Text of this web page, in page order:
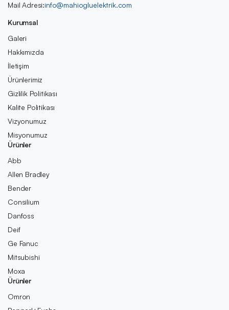
Mail Adresi:info@mahiogluelektrik.com
Kurumsal
Galeri
Hakkımızda
İletişim
Ürünlerimiz
Gizlilik Politikası
Kalite Politikası
Vizyonumuz
Misyonumuz
Ürünler
Abb
Allen Bradley
Bender
Consilium
Danfoss
Deif
Ge Fanuc
Mitsubishi
Moxa
Ürünler
Omron